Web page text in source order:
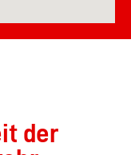
der